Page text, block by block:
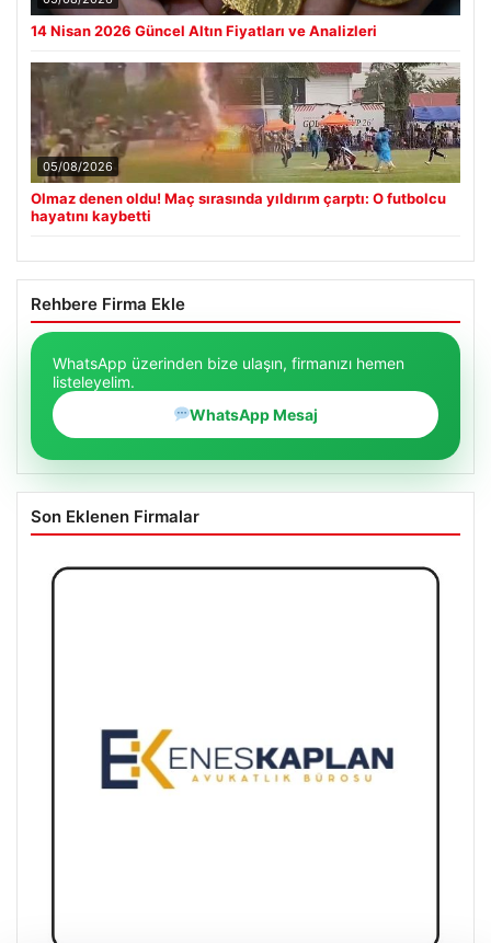
14 Nisan 2026 Güncel Altın Fiyatları ve Analizleri
05/08/2026
Olmaz denen oldu! Maç sırasında yıldırım çarptı: O futbolcu
hayatını kaybetti
Rehbere Firma Ekle
WhatsApp üzerinden bize ulaşın, firmanızı hemen
listeleyelim.
WhatsApp Mesaj
Son Eklenen Firmalar